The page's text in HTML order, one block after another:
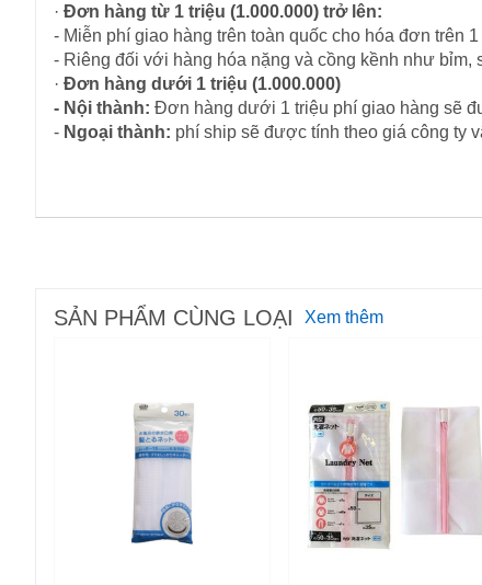
· Đơn hàng từ 1 triệu (1.000.000) trở lên:
- Miễn phí giao hàng trên toàn quốc cho hóa đơn trên 1
- Riêng đối với hàng hóa nặng và cồng kềnh như
· Đơn hàng dưới 1 triệu (1.000.000)
- Nội thành: Đơn hàng dưới 1 triệu phí giao hàng sẽ
- Ngoại thành: phí ship sẽ được tính theo giá công ty
SẢN PHẨM CÙNG LOẠI Xem thêm